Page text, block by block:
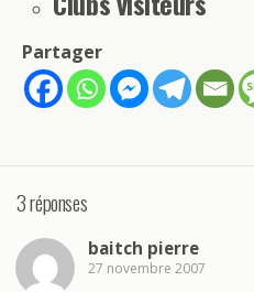
Partager
3 réponses
baitch pierre
27 novembre 2007